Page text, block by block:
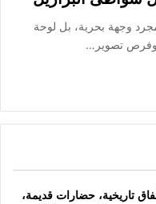
وجهة بحرية، بل لوحة
وفرص تصوير…
تاريخية، حضارات قديمة،